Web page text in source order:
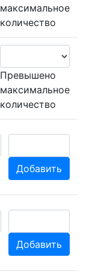
максимальное
количество
Превышено
максимальное
количество
Добавить
Добавить